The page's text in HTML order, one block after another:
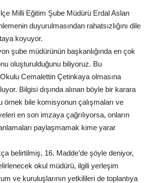
Milli Eğitim Şube Müdürü Erdal Aslan
duyurulmasından rahatsızlığını dile
koyuyor.
şube müdürünün başkanlığında en çok
oluşturulduğunu biliyoruz. Bu
Cemalettin Çetinkaya olmasına
Bilgisi dışında alınan böyle bir karara
bile komisyonun çalışmaları ve
en son imzaya çağrılıyorsa, onların
paylaşmamak kime yarar
belirtilmiş, 16. Madde’de şöyle deniyor,
okul müdürü, ilgili yerleşim
ve kuruluşlarının yetkilileri de toplantıya